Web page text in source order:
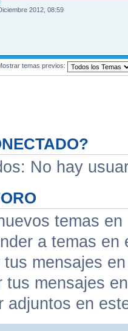
2012, 08:59
temas previos:
No hay
temas
a temas en
tus mensajes
tus mensajes
adjuntos en